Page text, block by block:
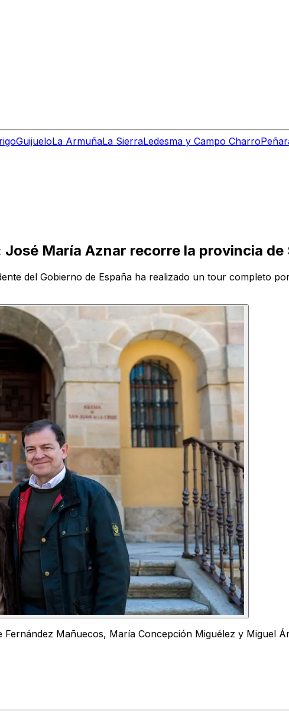
GuijueloLa ArmuñaLa SierraLedesma y Campo Charro
José María Aznar recorre la provincia de
del Gobierno de España ha realizado un tour completo
Mañuecos, María Concepción Miguélez y Miguel